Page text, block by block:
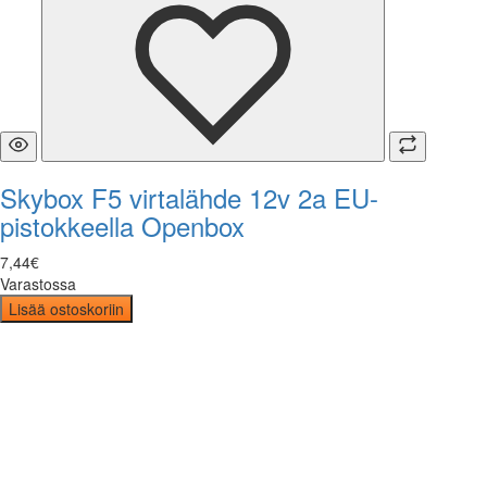
Skybox F5 virtalähde 12v 2a EU-
pistokkeella Openbox
7,44€
Varastossa
Lisää ostoskoriin